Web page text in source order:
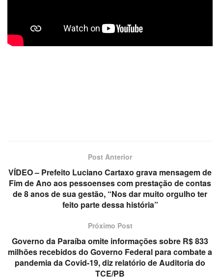
Post Anterior
VÍDEO – Prefeito Luciano Cartaxo grava mensagem de
Fim de Ano aos pessoenses com prestação de contas
de 8 anos de sua gestão, “Nos dar muito orgulho ter
feito parte dessa história”
Próximo Post
Governo da Paraíba omite informações sobre R$ 833
milhões recebidos do Governo Federal para combate a
pandemia da Covid-19, diz relatório de Auditoria do
TCE/PB